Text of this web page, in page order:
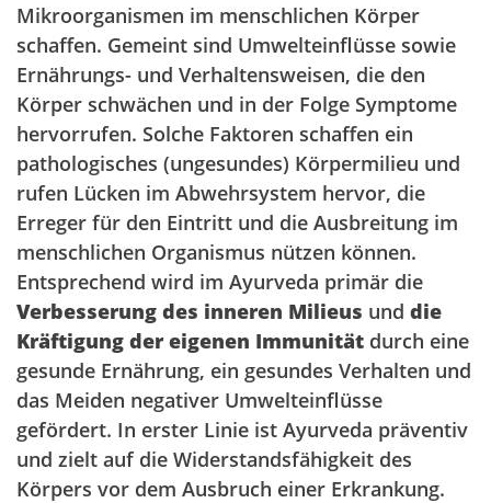
Mikroorganismen im menschlichen Körper
schaffen. Gemeint sind Umwelteinflüsse sowie
Ernährungs- und Verhaltensweisen, die den
Körper schwächen und in der Folge Symptome
hervorrufen. Solche Faktoren schaffen ein
pathologisches (ungesundes) Körpermilieu und
rufen Lücken im Abwehrsystem hervor, die
Erreger für den Eintritt und die Ausbreitung im
menschlichen Organismus nützen können.
Entsprechend wird im Ayurveda primär die
Verbesserung des inneren Milieus und die
Kräftigung der eigenen Immunität durch eine
gesunde Ernährung, ein gesundes Verhalten und
das Meiden negativer Umwelteinflüsse
gefördert. In erster Linie ist Ayurveda präventiv
und zielt auf die Widerstandsfähigkeit des
Körpers vor dem Ausbruch einer Erkrankung.